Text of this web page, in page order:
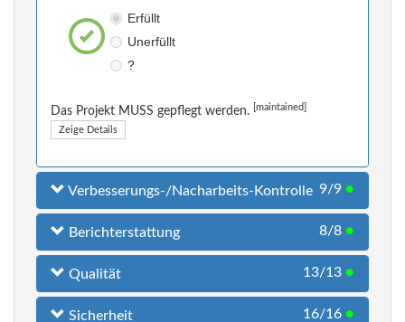
Erfüllt
Unerfüllt
?
Das Projekt MUSS gepflegt werden. [maintained]
Zeige Details
Verbesserungs-/Nacharbeits-Kontrolle 9/9 ●
Berichterstattung 8/8 ●
Qualität 13/13 ●
Sicherheit 16/16 ●